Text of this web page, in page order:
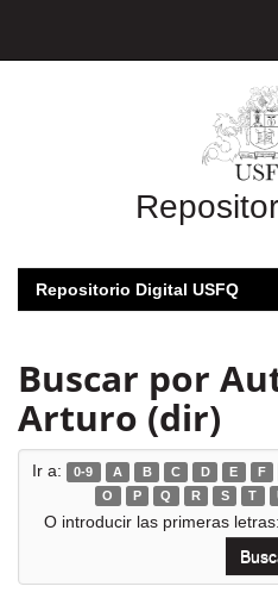
Repositorio Digital USFQ
Buscar por
Arturo (dir)
Ir a: 0-9 A B C D E F
O
P Q R S T
O introducir las primeras letras: